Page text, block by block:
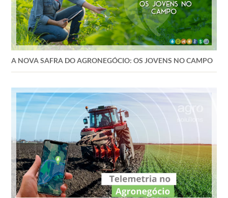
A NOVA SAFRA DO AGRONEGÓCIO: OS JOVENS NO CAMPO